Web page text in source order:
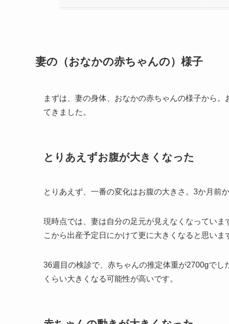
妻の（おなかの赤ちゃんの）様子
まずは、妻の身体、おなかの赤ちゃんの様子から
てきました。
とりあえずお腹が大きくなった
とりあえず、一番の変化はお腹の大きさ。3か月前
現時点では、妻は自分の足元が見えなくなってい
こから出産予定日にかけて更に大きくなると思いま
36週目の検診で、赤ちゃんの推定体重が2700gで
くらい大きくなる可能性が高いです。